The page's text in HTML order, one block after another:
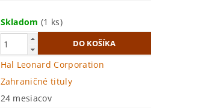
Skladom(1 ks)
Hal Leonard Corporation
Zahraničné tituly
24 mesiacov